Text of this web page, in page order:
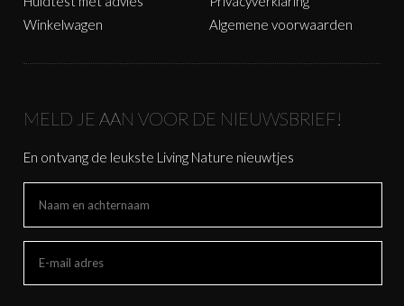
Winkelwagen
Algemene voorwaarden
MELD JE AAN VOOR DE NIEUWSBRIEF!
En ontvang de leukste Living Nature nieuwtjes